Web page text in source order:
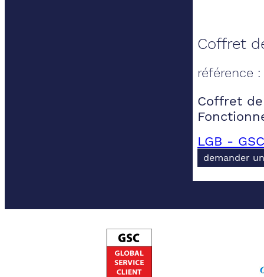
Coffret
référence :
Coffret
LGB -
demander